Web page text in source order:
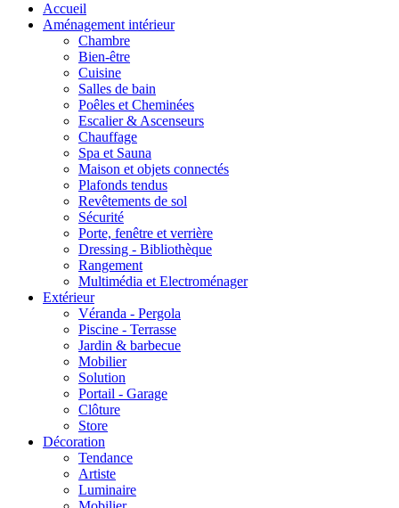
Accueil
Aménagement intérieur
Chambre
Bien-être
Cuisine
Salles de bain
Poêles et Cheminées
Escalier & Ascenseurs
Chauffage
Spa et Sauna
Maison et objets connectés
Plafonds tendus
Revêtements de sol
Sécurité
Porte, fenêtre et verrière
Dressing - Bibliothèque
Rangement
Multimédia et Electroménager
Extérieur
Véranda - Pergola
Piscine - Terrasse
Jardin & barbecue
Mobilier
Solution
Portail - Garage
Clôture
Store
Décoration
Tendance
Artiste
Luminaire